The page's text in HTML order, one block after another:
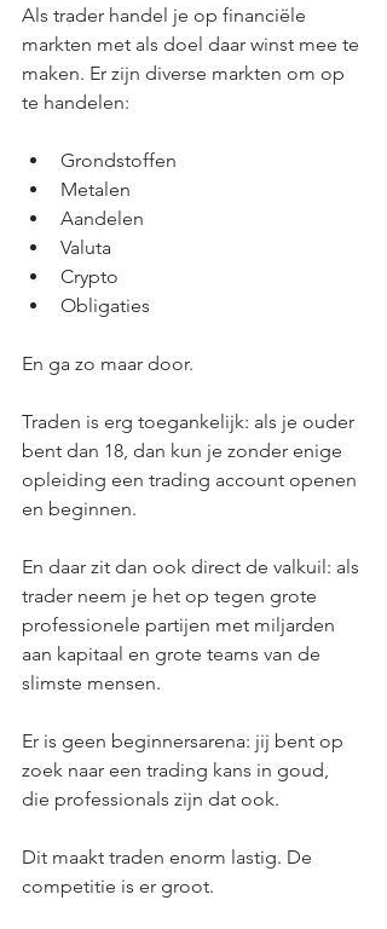
Als trader handel je op financiële
markten met als doel daar winst mee te
maken. Er zijn diverse markten om op
te handelen:
Grondstoffen
Metalen
Aandelen
Valuta
Crypto
Obligaties
En ga zo maar door.
Traden is erg toegankelijk: als je ouder
bent dan 18, dan kun je zonder enige
opleiding een trading account openen
en beginnen.
En daar zit dan ook direct de valkuil: als
trader neem je het op tegen grote
professionele partijen met miljarden
aan kapitaal en grote teams van de
slimste mensen.
Er is geen beginnersarena: jij bent op
zoek naar een trading kans in goud,
die professionals zijn dat ook.
Dit maakt traden enorm lastig. De
competitie is er groot.